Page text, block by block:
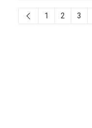
1 2 3